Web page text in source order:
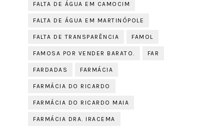
FALTA DE ÁGUA EM CAMOCIM
FALTA DE ÁGUA EM MARTINÓPOLE
FALTA DE TRANSPARÊNCIA FAMOL
FAMOSA POR VENDER BARATO. FAR
FARDADAS FARMÁCIA
FARMÁCIA DO RICARDO
FARMÁCIA DO RICARDO MAIA
FARMÁCIA DRA. IRACEMA